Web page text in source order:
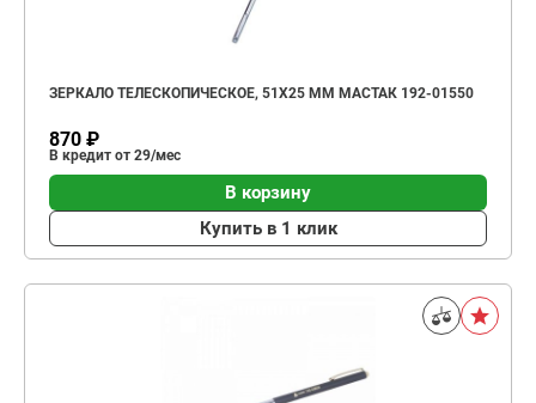
ЗЕРКАЛО ТЕЛЕСКОПИЧЕСКОЕ, 51Х25 ММ МАСТАК 192-01550
870 ₽
В кредит от 29/мес
В корзину
Купить в 1 клик